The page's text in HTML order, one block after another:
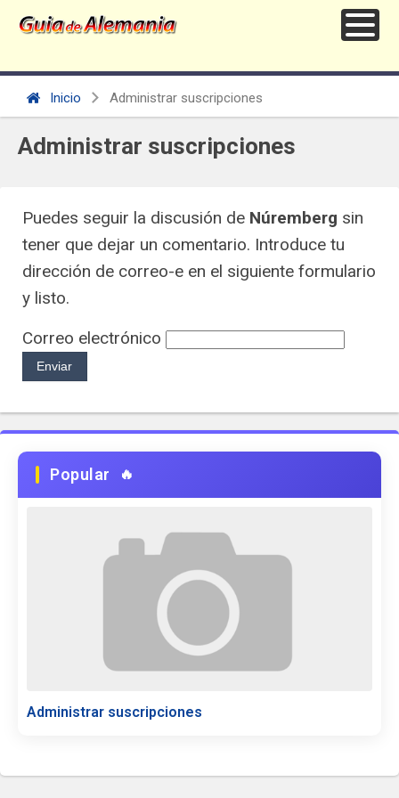
Inicio Administrar suscripciones
Administrar suscripciones
Puedes seguir la discusión de Núremberg sin
tener que dejar un comentario. Introduce tu
dirección de correo-e en el siguiente formulario
y listo.
Correo electrónico
Popular
Administrar suscripciones